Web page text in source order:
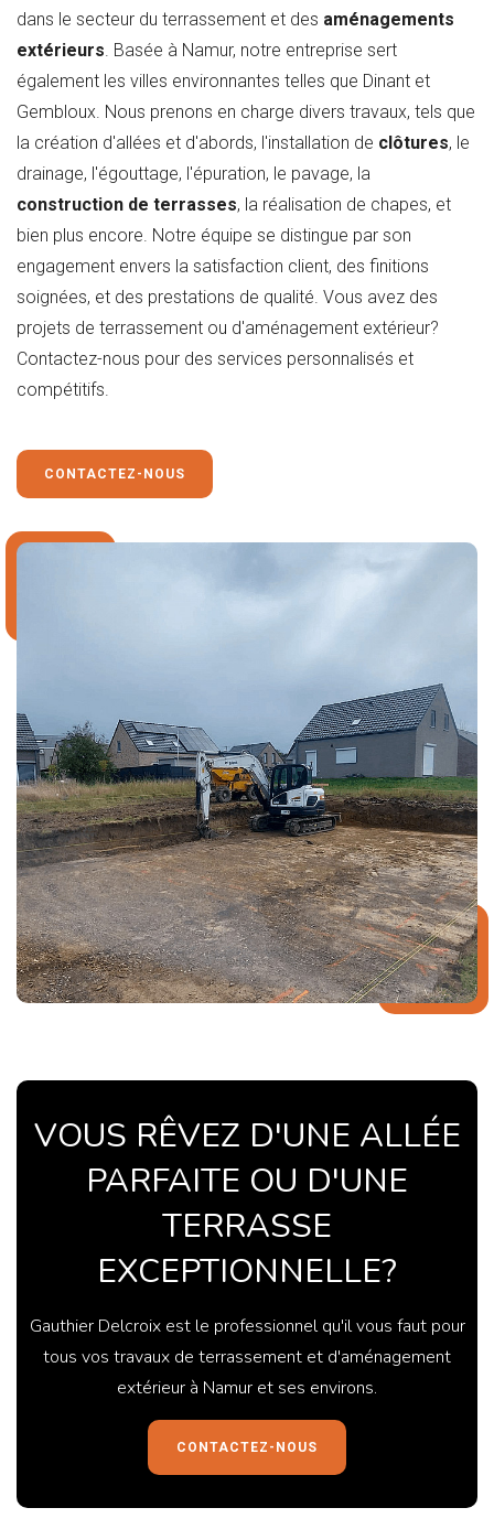
dans le secteur du terrassement et des aménagements
extérieurs. Basée à Namur, notre entreprise sert
également les villes environnantes telles que Dinant et
Gembloux. Nous prenons en charge divers travaux, tels que
la création d'allées et d'abords, l'installation de clôtures, le
drainage, l'égouttage, l'épuration, le pavage, la
construction de terrasses, la réalisation de chapes, et
bien plus encore. Notre équipe se distingue par son
engagement envers la satisfaction client, des finitions
soignées, et des prestations de qualité. Vous avez des
projets de terrassement ou d'aménagement extérieur?
Contactez-nous pour des services personnalisés et
compétitifs.
CONTACTEZ-NOUS
VOUS RÊVEZ D'UNE ALLÉE
PARFAITE OU D'UNE
TERRASSE
EXCEPTIONNELLE?
Gauthier Delcroix est le professionnel qu'il vous faut pour
tous vos travaux de terrassement et d'aménagement
extérieur à Namur et ses environs.
CONTACTEZ-NOUS